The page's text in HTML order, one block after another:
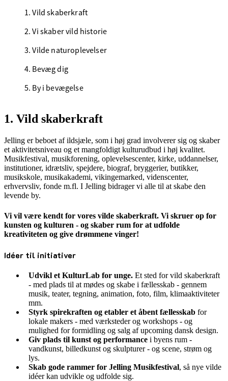
1. Vild skaberkraft
2. Vi skaber vild historie
3. Vilde naturoplevelser
4. Bevæg dig
5. By i bevægelse
1. Vild skaberkraft
Jelling er beboet af ildsjæle, som i høj grad involverer sig og skaber
et aktivitetsniveau og et mangfoldigt kulturudbud i høj kvalitet.
Musikfestival, musikforening, oplevelsescenter, kirke, uddannelser,
institutioner, idrætsliv, spejdere, biograf, bryggerier, butikker,
musikskole, musikakademi, vikingemarked, videnscenter,
erhvervsliv, fonde m.fl. I Jelling bidrager vi alle til at skabe den
levende by.
Vi vil være kendt for vores vilde skaberkraft. Vi skruer op for
kunsten og kulturen - og skaber rum for at udfolde
kreativiteten og give drømmene vinger!
Idéer til initiativer
Udvikl et KulturLab for unge. Et sted for vild skaberkraft
- med plads til at mødes og skabe i fællesskab - gennem
musik, teater, tegning, animation, foto, film, klimaaktiviteter
mm.
Styrk spirekraften og etabler et åbent fællesskab for
lokale makers - med værksteder og workshops - og
mulighed for formidling og salg af upcoming dansk design.
Giv plads til kunst og performance i byens rum -
vandkunst, billedkunst og skulpturer - og scene, strøm og
lys.
Skab gode rammer for Jelling Musikfestival, så nye vilde
idéer kan udvikle og udfolde sig.